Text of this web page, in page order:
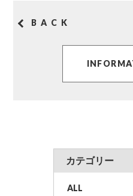
BACK
カテゴリー
ALL